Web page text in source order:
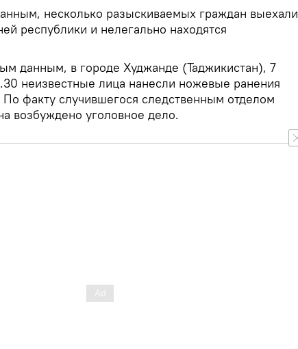
несколько разыскиваемых граждан выехали
республики и нелегально находятся
данным, в городе Худжанде (Таджикистан), 7
неизвестные лица нанесли ножевые ранения
факту случившегося следственным отделом
возбуждено уголовное дело.